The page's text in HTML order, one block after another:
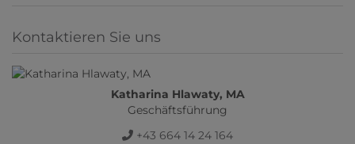
Kontaktieren Sie uns
Katharina Hlawaty, MA
Geschäftsführung
+43 664 14 24 164